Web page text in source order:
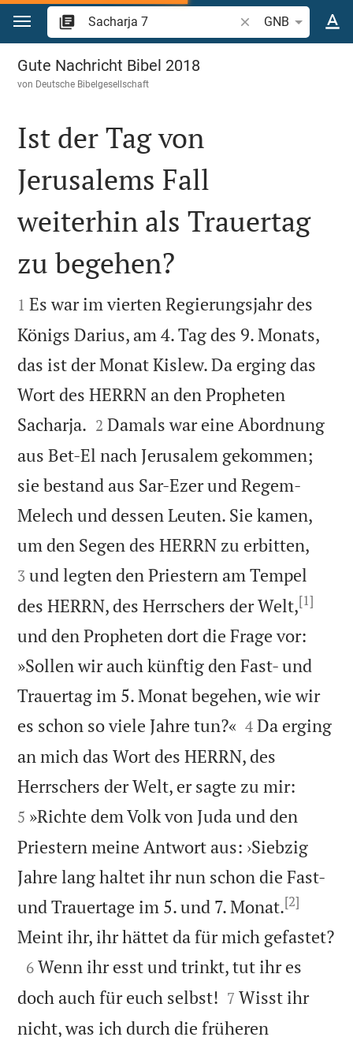
Zum Inhalt springen
Bibelstelle oder
GNB
Sacharja 7
Gute Nachricht Bibel 2018
von Deutsche Bibelgesellschaft

Ist der Tag von
Jerusalems Fall
weiterhin als Trauertag
zu begehen?

1 Es war im vierten Regierungsjahr des
Königs Darius, am 4. Tag des 9. Monats,
das ist der Monat Kislew. Da erging das
Wort des HERRN an den Propheten
Sacharja. 

2 Damals war eine Abordnung
aus Bet-El nach Jerusalem gekommen;
sie bestand aus Sar-Ezer und Regem-
Melech und dessen Leuten. Sie kamen,
um den Segen des HERRN zu erbitten,
3 und legten den Priestern am Tempel
des HERRN, des Herrschers der Welt,[1]
und den Propheten dort die Frage vor:
»Sollen wir auch künftig den Fast- und
Trauertag im 5. Monat begehen, wie wir
es schon so viele Jahre tun?« 

4 Da erging
an mich das Wort des HERRN, des
Herrschers der Welt, er sagte zu mir:
5 »Richte dem Volk von Juda und den
Priestern meine Antwort aus: ›Siebzig
Jahre lang haltet ihr nun schon die Fast-
und Trauertage im 5. und 7. Monat.[2]
Meint ihr, ihr hättet da für mich gefastet?

6 Wenn ihr esst und trinkt, tut ihr es
doch auch für euch selbst! 

7 Wisst ihr
nicht, was ich durch die früheren